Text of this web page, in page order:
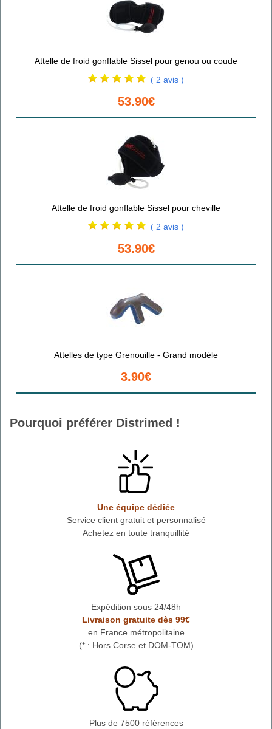
Attelle de froid gonflable Sissel pour genou ou coude
( 2 avis )
53.90€
Attelle de froid gonflable Sissel pour cheville
( 2 avis )
53.90€
Attelles de type Grenouille - Grand modèle
3.90€
Pourquoi préférer Distrimed !
Une équipe dédiée
Service client gratuit et personnalisé
Achetez en toute tranquillité
Expédition sous 24/48h
Livraison gratuite dès 99€
en France métropolitaine
(* : Hors Corse et DOM-TOM)
Plus de 7500 références